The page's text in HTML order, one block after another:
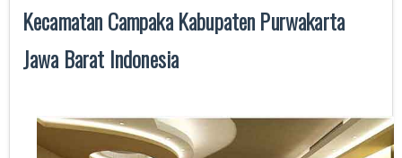
Kecamatan Campaka Kabupaten Purwakarta
Jawa Barat Indonesia